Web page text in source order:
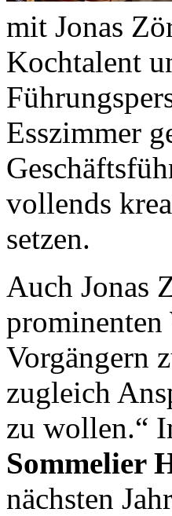
mit Jonas
Kochtalent
Esszimmer
vollends
setzen.
Auch Jonas
Vorgängern
zugleich
zu wollen.“
Sommelier
nächsten